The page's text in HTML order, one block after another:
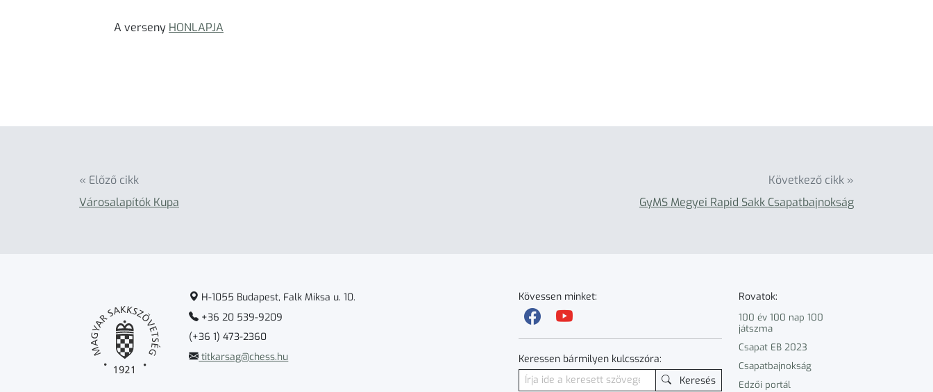
A verseny HONLAPJA
« Előző cikk
Városalapítók Kupa
Következő cikk »
GyMS Megyei Rapid Sakk Csapatbajnokság
H-1055 Budapest, Falk Miksa u. 10.
+36 20 539-9209
(+36 1) 473-2360
titkarsag@chess.hu
Kövessen minket:
Keressen bármilyen kulcsszóra:
Keresés
Rovatok:
100 év 100 nap 100
játszma
Csapat EB 2023
Csapatbajnokság
Edzői portál